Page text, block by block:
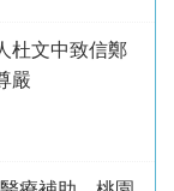
杜文中致信鄭
嚴